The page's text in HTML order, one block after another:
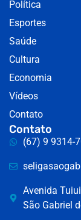
Política
Esportes
Saúde
Cultura
Economia
Vídeos
Contato
Contato
(67) 9 9314-
Avenida
São Gabriel